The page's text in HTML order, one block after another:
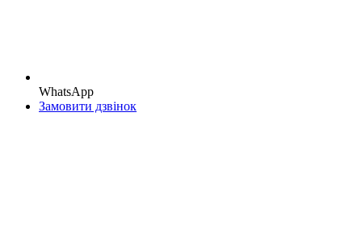
WhatsApp
Замовити дзвінок